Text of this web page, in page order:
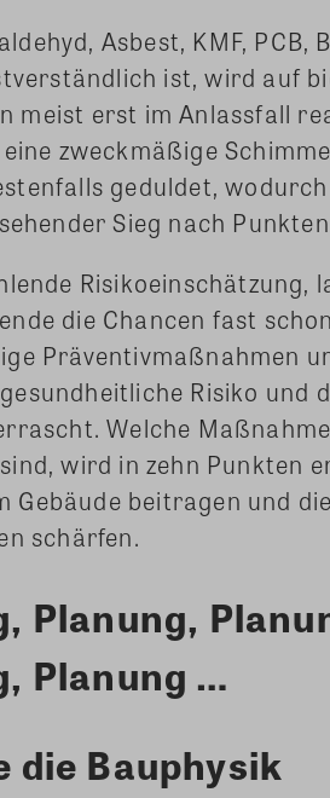
Asbest, KMF, PCB,
ist, wird auf
meist erst im Anlassfall
zweckmäßige
geduldet,
Sieg nach
Risikoeinschätzung,
die Chancen fast
Präventivmaßnahmen
Risiko
Welche
wird in zehn Punkten
Gebäude beitragen und
schärfen.
Planung,
Planung …
die Bauphysik